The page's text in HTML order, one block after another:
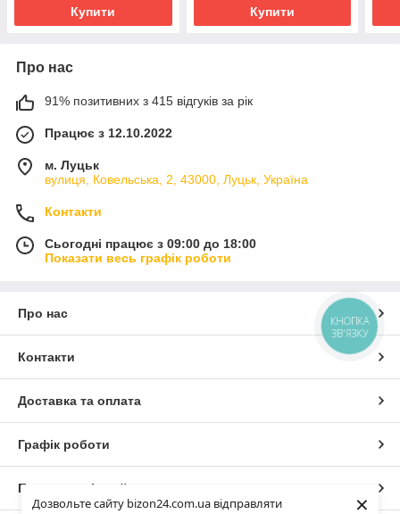
Дозвольте сайту bizon24.com.ua відправляти
×
Купити Купити
Про нас
91% позитивних з 415 відгуків за рік
Працює з 12.10.2022
м. Луцьк
вулиця, Ковельська, 2, 43000, Луцьк, Україна
Контакти
Сьогодні працює з 09:00 до 18:00
Показати весь графік роботи
Про нас
Контакти
Доставка та оплата
Графік роботи
Повна версія сайту
КНОПКА
ЗВ'ЯЗКУ